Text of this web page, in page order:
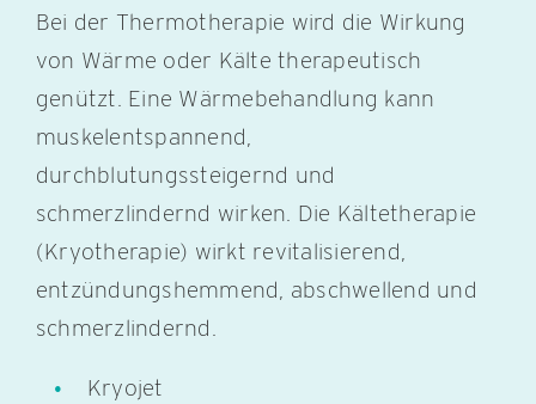
Bei der Thermotherapie wird die Wirkung
von Wärme oder Kälte therapeutisch
genützt. Eine Wärmebehandlung kann
muskelentspannend,
durchblutungssteigernd und
schmerzlindernd wirken. Die Kältetherapie
(Kryotherapie) wirkt revitalisierend,
entzündungshemmend, abschwellend und
schmerzlindernd.
Kryojet